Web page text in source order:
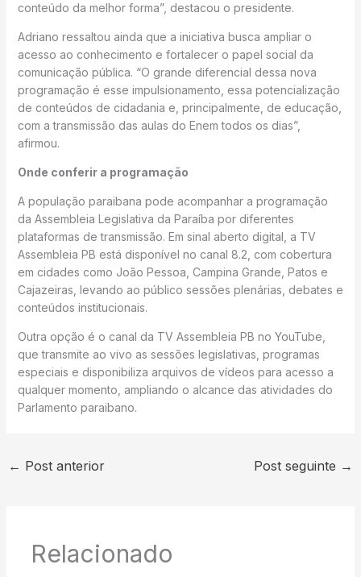
conteúdo da melhor forma”, destacou o presidente.
Adriano ressaltou ainda que a iniciativa busca ampliar o
acesso ao conhecimento e fortalecer o papel social da
comunicação pública. “O grande diferencial dessa nova
programação é esse impulsionamento, essa potencialização
de conteúdos de cidadania e, principalmente, de educação,
com a transmissão das aulas do Enem todos os dias”,
afirmou.
Onde conferir a programação
A população paraibana pode acompanhar a programação
da Assembleia Legislativa da Paraíba por diferentes
plataformas de transmissão. Em sinal aberto digital, a TV
Assembleia PB está disponível no canal 8.2, com cobertura
em cidades como João Pessoa, Campina Grande, Patos e
Cajazeiras, levando ao público sessões plenárias, debates e
conteúdos institucionais.
Outra opção é o canal da TV Assembleia PB no YouTube,
que transmite ao vivo as sessões legislativas, programas
especiais e disponibiliza arquivos de vídeos para acesso a
qualquer momento, ampliando o alcance das atividades do
Parlamento paraibano.
← Post anterior Post seguinte →
Relacionado